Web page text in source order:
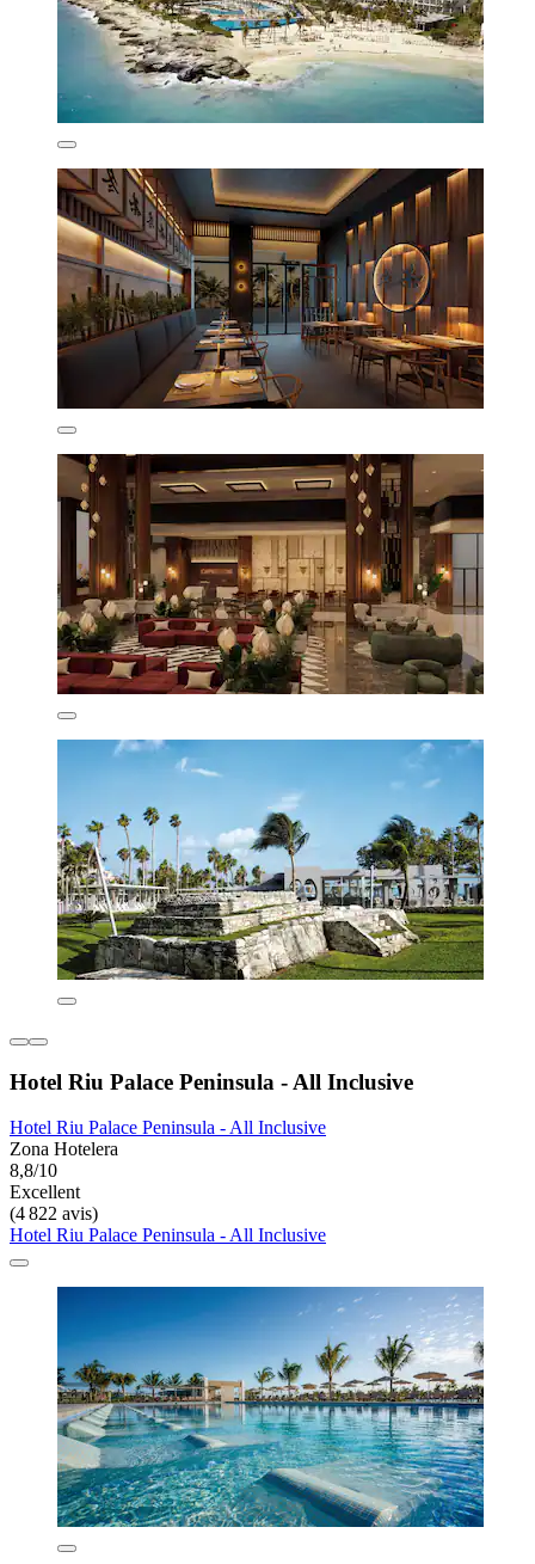
Hotel Riu Palace Peninsula - All Inclusive
Hotel Riu Palace Peninsula - All Inclusive
Zona Hotelera
8,8/10
Excellent
(4 822 avis)
Hotel Riu Palace Peninsula - All Inclusive